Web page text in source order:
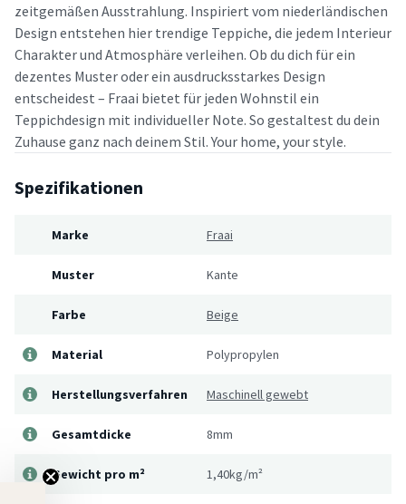
zeitgemäßen Ausstrahlung. Inspiriert vom niederländischen
Design entstehen hier trendige Teppiche, die jedem Interieur
Charakter und Atmosphäre verleihen. Ob du dich für ein
dezentes Muster oder ein ausdrucksstarkes Design
entscheidest – Fraai bietet für jeden Wohnstil ein
Teppichdesign mit individueller Note. So gestaltest du dein
Zuhause ganz nach deinem Stil. Your home, your style.
Spezifikationen
Marke Fraai
Muster Kante
Farbe Beige
Material Polypropylen
Herstellungsverfahren Maschinell gewebt
Gesamtdicke 8mm
Gewicht pro m² 1,40kg/m²